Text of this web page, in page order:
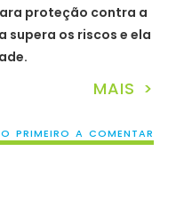
proteção contra a
supera os riscos e ela
MAIS >
PRIMEIRO A COMENTAR